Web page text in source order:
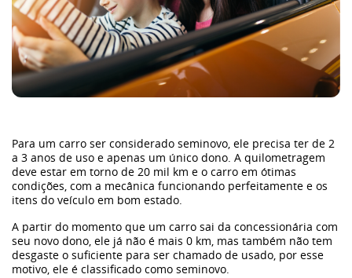
Sustentabilidade
WeCharge
Bronco
Caminhões
Para um carro ser considerado seminovo, ele precisa ter de 2
a 3 anos de uso e apenas um único dono. A quilometragem
deve estar em torno de 20 mil km e o carro em ótimas
condições, com a mecânica funcionando perfeitamente e os
itens do veículo em bom estado.
A partir do momento que um carro sai da concessionária com
seu novo dono, ele já não é mais 0 km, mas também não tem
desgaste o suficiente para ser chamado de usado, por esse
motivo, ele é classificado como seminovo.